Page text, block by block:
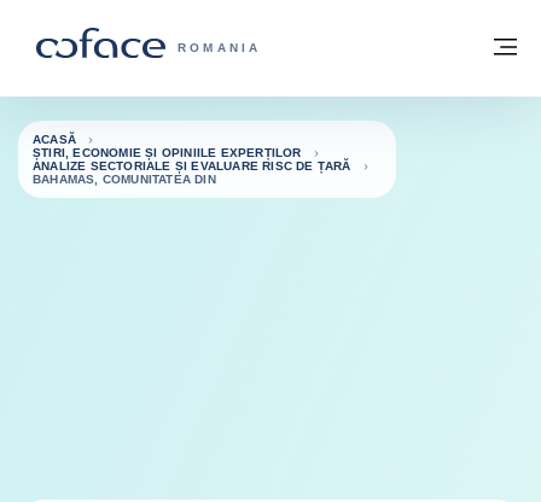
COFACE FOR TRADE - WEBSITE GRUP
ROMANIA
Înapoi la pagina de start
ACASĂ
ȘTIRI, ECONOMIE ȘI OPINIILE EXPERȚILOR
ANALIZE SECTORIALE ȘI EVALUARE RISC DE ȚARĂ
BAHAMAS, COMUNITATEA DIN